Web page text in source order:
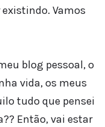
Vamos
blog pessoal, o
vida, os meus
tudo que pensei
Então, vai estar